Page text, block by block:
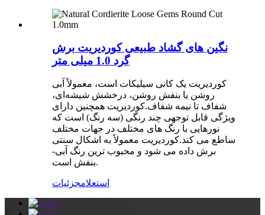
نگین های گشاد طبیعی کوردیریت برش
گرد 1.0 میلی متر
کوردیریت یک کانی سیلیکات است، معمولاً آبی
روشن یا بنفش روشن، درخشش شیشه‌ای،
شفاف تا نیمه شفاف.کوردیریت همچنین دارای
ویژگی قابل توجهی چند رنگی (سه رنگ) است که
نورهایی با رنگ های مختلف در جهات مختلف
ساطع می کند.کوردیریت معمولاً به اشکال سنتی
برش داده می شود و محبوب ترین رنگ آبی-
بنفش است.
استعلامجزئیات